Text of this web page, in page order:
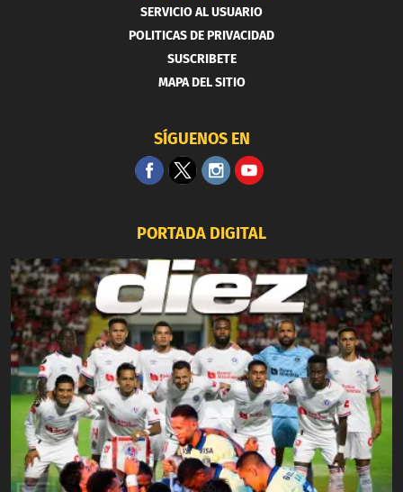
SERVICIO AL USUARIO
POLITICAS DE PRIVACIDAD
SUSCRIBETE
MAPA DEL SITIO
SÍGUENOS EN
PORTADA DIGITAL